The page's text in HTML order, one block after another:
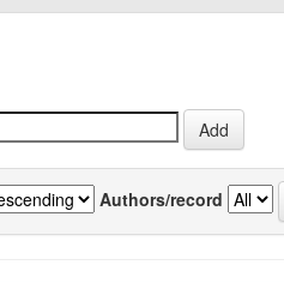
Authors/record